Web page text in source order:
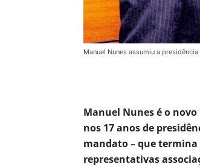
Manuel Nunes assumiu a
Manuel Nunes é o
nos 17 anos de
mandato – que termina
representativas